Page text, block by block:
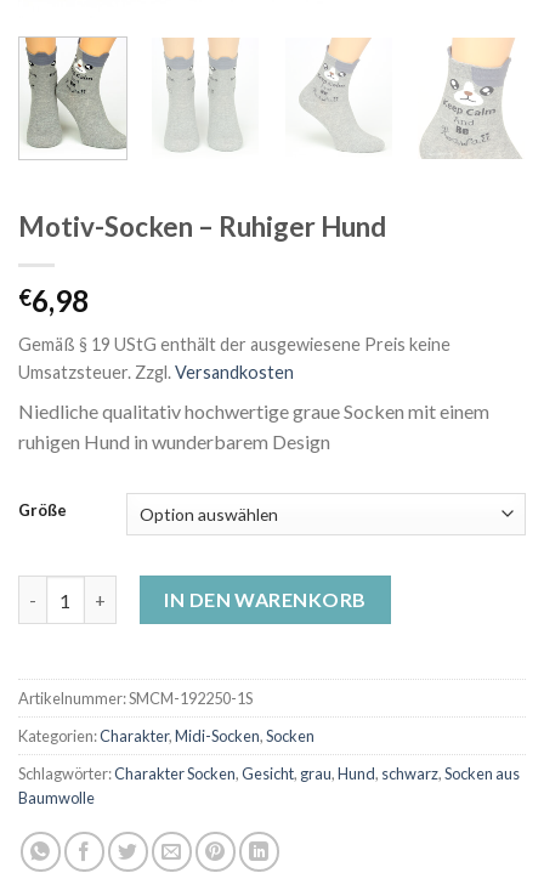
Motiv-Socken – Ruhiger Hund
€6,98
Gemäß § 19 UStG enthält der ausgewiesene Preis keine
Umsatzsteuer. Zzgl.Versandkosten
Niedliche qualitativ hochwertige graue Socken mit einem
ruhigen Hund in wunderbarem Design
Größe
IN DEN WARENKORB
Artikelnummer:SMCM-192250-1S
Kategorien:Charakter,Midi-Socken,Socken
Schlagwörter:Charakter Socken,Gesicht, grau,Hund, schwarz,Socken aus
Baumwolle